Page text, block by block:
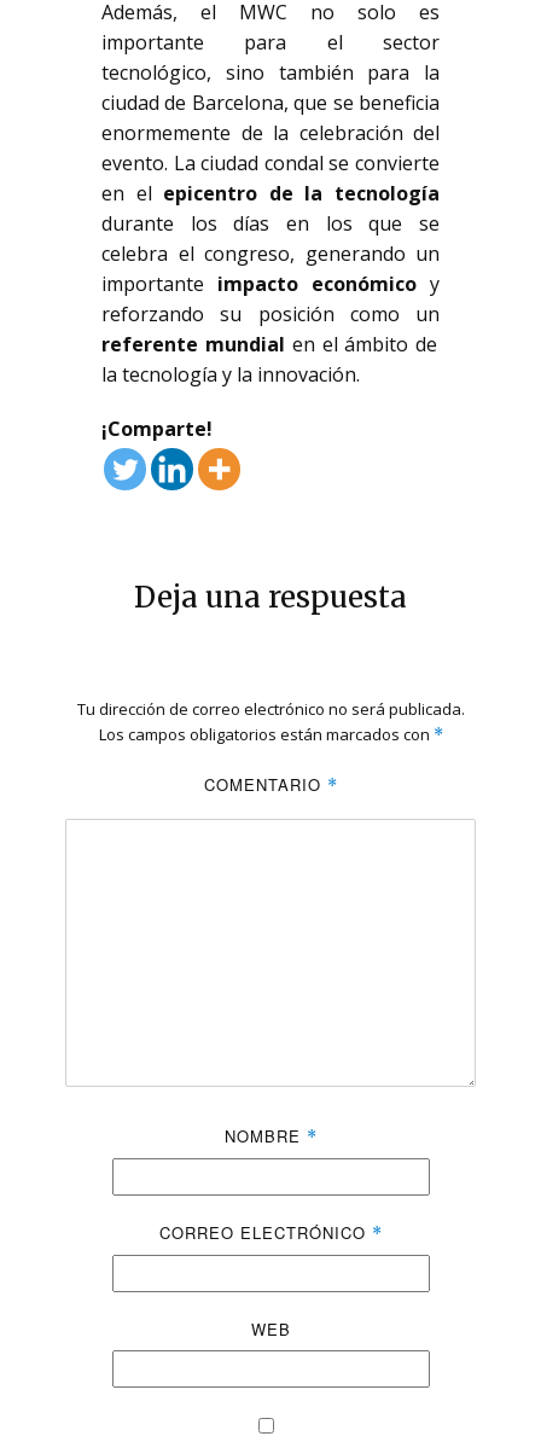
Además, el MWC no solo es
importante para el sector
tecnológico, sino también para la
ciudad de Barcelona, que se beneficia
enormemente de la celebración del
evento. La ciudad condal se convierte
en el epicentro de la tecnología
durante los días en los que se
celebra el congreso, generando un
importante impacto económico y
reforzando su posición como un
referente mundial en el ámbito de
la tecnología y la innovación.
¡Comparte!
Deja una respuesta
Tu dirección de correo electrónico no será publicada.
Los campos obligatorios están marcados con *
COMENTARIO *
NOMBRE *
CORREO ELECTRÓNICO *
WEB